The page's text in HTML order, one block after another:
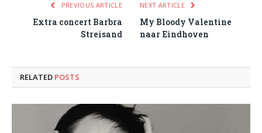
PREVIOUS ARTICLE
Extra concert Barbra
Streisand
NEXT ARTICLE
My Bloody Valentine
naar Eindhoven
RELATED POSTS